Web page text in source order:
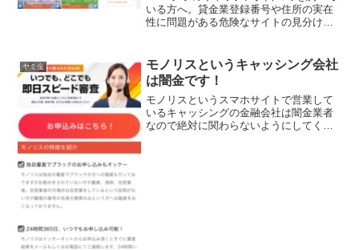
いる方へ。貸金業登録番号や住所の実在
性に問題がある危険なサイトの見分け
トを解説します。
ヤミ金
モノリスというキャッシング会社
は闇金です！
モノリスというスマホサイトで営業して
いるキャッシングの金融会社は闇金業者
なので絶対に関わらないようにしてくだ